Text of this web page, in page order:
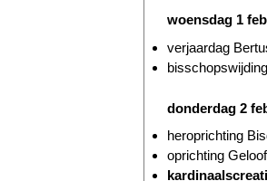
woensdag 1
verjaardag
donderdag 2
heroprichting
oprichting